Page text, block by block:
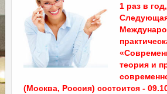
1 раз в
теория и
(Москва, Россия) состоится -